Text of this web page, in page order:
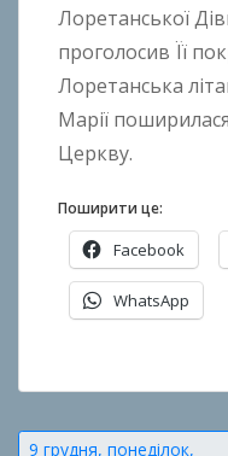
Лоретанської
проголосив Її
Лоретанська
Марії
Церкву.
Поширити це:
Facebook
WhatsApp
п
у
9 грудня, понеділок,